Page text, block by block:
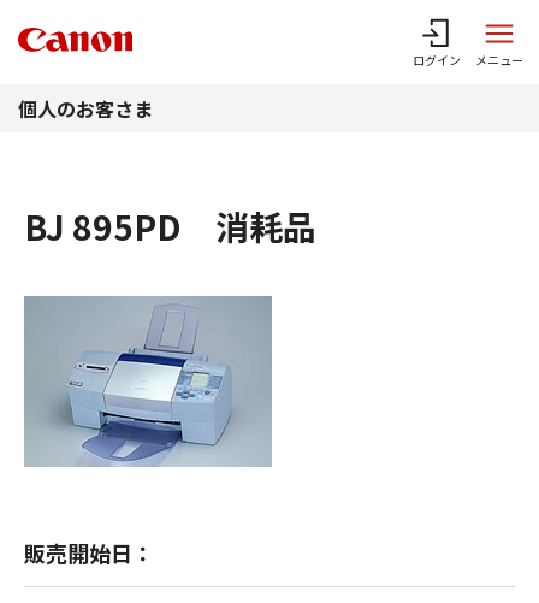
ログイン メニュー
個人のお客さま
BJ 895PD 消耗品
販売開始日：